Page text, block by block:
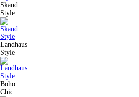
Skand.
Style
Landhaus
Style
Boho
Chic